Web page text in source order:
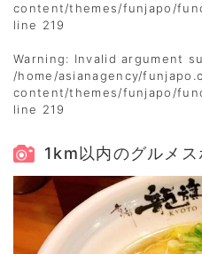
content/themes/funjapo/
line 219
Warning: Invalid argument
/home/asianagency/
content/themes/funjapo/
line 219
1km以内のグルメス